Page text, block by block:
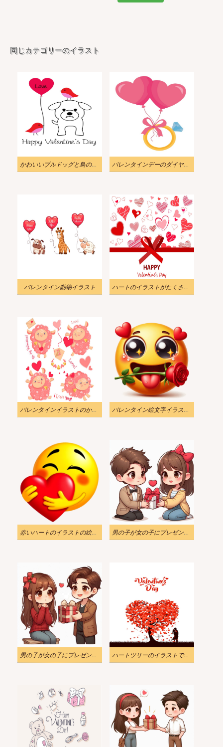
同じカテゴリーのイラスト
かわいいブルドッグと鳥のバルーンイラスト付きバレンタイン バレンタインデーのダイヤモンドリングのイラスト
バレンタイン動物イラスト ハートのイラストがたくさん入ったハッピーバレンタインデーカード
バレンタインイラストのかわいい面白いピンクの羊 バレンタイン絵文字イラストダウンロード
赤いハートのイラストの絵文字 男の子が女の子にプレゼントをあげる – バレンタインイラスト 2
男の子が女の子にプレゼントをあげる – バレンタインイラスト ハートツリーのイラストで幸せなバレンタインデー